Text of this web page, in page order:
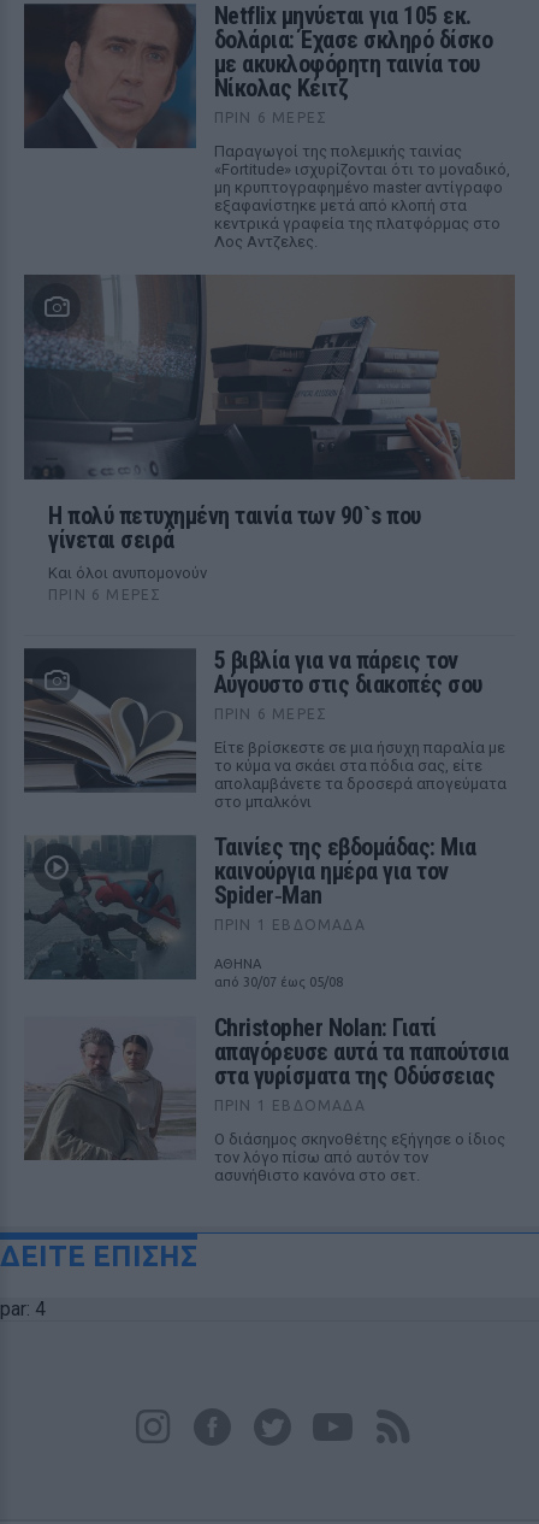
Netflix μηνύεται για 105 εκ.
δολάρια: Έχασε σκληρό δίσκο
με ακυκλοφόρητη ταινία του
Νίκολας Κέιτζ
ΠΡΙΝ 6 ΜΈΡΕΣ
Παραγωγοί της πολεμικής ταινίας
«Fortitude» ισχυρίζονται ότι το μοναδικό,
μη κρυπτογραφημένο master αντίγραφο
εξαφανίστηκε μετά από κλοπή στα
κεντρικά γραφεία της πλατφόρμας στο
Λος Αντζελες.
Η πολύ πετυχημένη ταινία των 90`s που
γίνεται σειρά
Και όλοι ανυπομονούν
ΠΡΙΝ 6 ΜΈΡΕΣ
5 βιβλία για να πάρεις τον
Αύγουστο στις διακοπές σου
ΠΡΙΝ 6 ΜΈΡΕΣ
Είτε βρίσκεστε σε μια ήσυχη παραλία με
το κύμα να σκάει στα πόδια σας, είτε
απολαμβάνετε τα δροσερά απογεύματα
στο μπαλκόνι
Ταινίες της εβδομάδας: Μια
καινούργια ημέρα για τον
Spider‑Man
ΠΡΙΝ 1 ΕΒΔΟΜΆΔΑ
ΑΘΗΝΑ
από 30/07 έως 05/08
Christopher Nolan: Γιατί
απαγόρευσε αυτά τα παπούτσια
στα γυρίσματα της Οδύσσειας
ΠΡΙΝ 1 ΕΒΔΟΜΆΔΑ
Ο διάσημος σκηνοθέτης εξήγησε ο ίδιος
τον λόγο πίσω από αυτόν τον
ασυνήθιστο κανόνα στο σετ.
ΔΕΙΤΕ ΕΠΙΣΗΣ
par: 4